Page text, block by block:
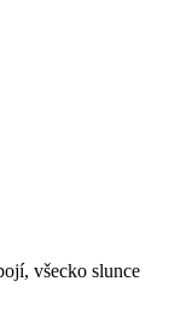
všecko slunce